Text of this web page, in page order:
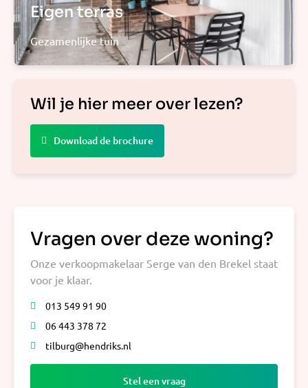
Eigen terras
Gezamenlijke tuin
Wil je hier meer over lezen?
Download de brochure
Vragen over deze woning?
Onze verkoopmakelaar Serge van den Brekel staat
voor je klaar.
013 549 91 90
06 443 378 72
tilburg@hendriks.nl
Stel een vraag